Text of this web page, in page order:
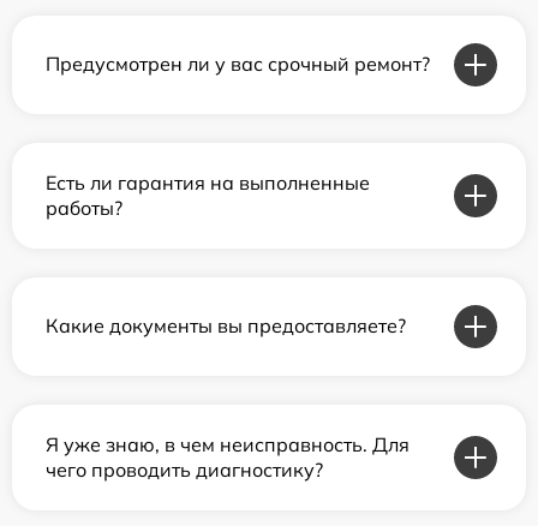
Предусмотрен ли у вас срочный ремонт?
Есть ли гарантия на выполненные
работы?
Какие документы вы предоставляете?
Я уже знаю, в чем неисправность. Для
чего проводить диагностику?